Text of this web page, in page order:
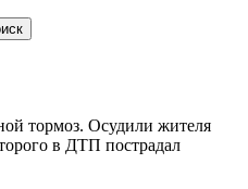
тормоз. Осудили жителя
в ДТП пострадал